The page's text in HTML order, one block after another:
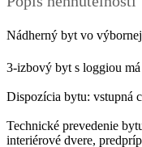
Nádherný byt vo
3-izbový byt s loggiou
Dispozícia bytu: vstupná
Technické prevedenie
interiérové dvere,